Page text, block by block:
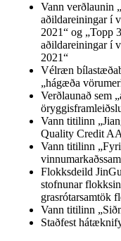
Vann verðlaunin
aðildareiningar í
2021“ og „Topp
aðildareiningar í
2021“
Vélræn
„hágæða
Verðlaunað sem
Vann titilinn
Quality Credit
Vann titilinn
Flokksdeild
stofnunar
grasrótarsamtök
Vann titilinn
Staðfest